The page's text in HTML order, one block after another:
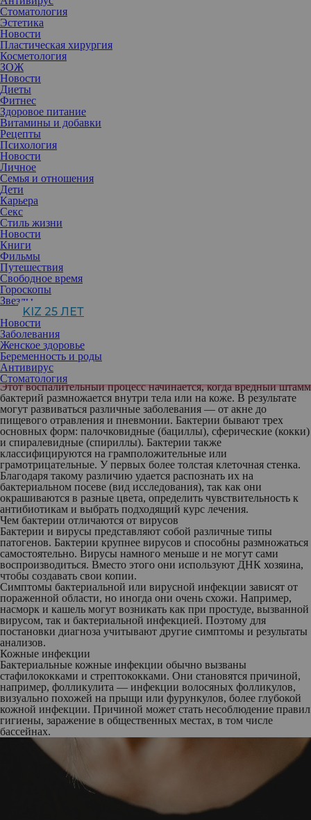
Стоматология
Эстетика
Новости
Пластическая хирургия
Косметология
ЗОЖ
Новости
Диеты
Фитнес
Здоровое питание
Витамины и добавки
Рецепты
Психология
Новости
Личное
Семья и отношения
Дети
Карьера
Секс
Стиль жизни
Новости
Книги
Фильмы
Путешествия
Свободное время
Гороскопы
Звезды
KIZ 25 ЛЕТ
Новости
Заболевания
Женское здоровье
Беременность и роды
Антивирус
Стоматология
Бактерии — микроскопические одноклеточные организмы,
которые живут практически везде. Одни летают в воздухе,
другие живут в воде, почве, на растениях, животных, людях и
даже внутри нас.
Само по себе слово «бактерии» звучит несколько негативно,
однако они выполняют множество важных функций для
окружающей среды и живых организмов. Подавляющее
большинство бактерий безвредны и даже полезны для человека.
Например, в желудочно-кишечном тракте они помогают
пищеварению и вырабатывают витамины. Также полезные
бактерии помогают укрепить иммунитет, делая организм менее
восприимчивым к вредоносным патогенам. Поэтому на фоне
всех существующих штаммов бактерий относительно немногие
способны вызывать заболевания и инфекции.
Бактериальная инфекция
Этот воспалительный процесс начинается, когда вредный штамм
бактерий размножается внутри тела или на коже. В результате
могут развиваться различные заболевания — от акне до
пищевого отравления и пневмонии. Бактерии бывают трех
основных форм: палочковидные (бациллы), сферические (кокки)
и спиралевидные (спириллы). Бактерии также
классифицируются на грамположительные или
грамотрицательные. У первых более толстая клеточная стенка.
Благодаря такому различию удается распознать их на
бактериальном посеве (вид исследования), так как они
окрашиваются в разные цвета, определить чувствительность к
антибиотикам и выбрать подходящий курс лечения.
Чем бактерии отличаются от вирусов
Бактерии и вирусы представляют собой различные типы
патогенов. Бактерии крупнее вирусов и способны размножаться
самостоятельно. Вирусы намного меньше и не могут сами
воспроизводиться. Вместо этого они используют ДНК хозяина,
чтобы создавать свои копии.
Симптомы бактериальной или вирусной инфекции зависят от
пораженной области, но иногда они очень схожи. Например,
насморк и кашель могут возникать как при простуде, вызванной
вирусом, так и бактериальной инфекцией. Поэтому для
постановки диагноза учитывают другие симптомы и результаты
анализов.
Кожные инфекции
Бактериальные кожные инфекции обычно вызваны
стафилококками и стрептококками. Они становятся причиной,
например, фолликулита — инфекции волосяных фолликулов,
визуально похожей на прыщи или фурункулов, более глубокой
кожной инфекции. Причиной может стать несоблюдение правил
гигиены, заражение в общественных местах, в том числе
бассейнах.